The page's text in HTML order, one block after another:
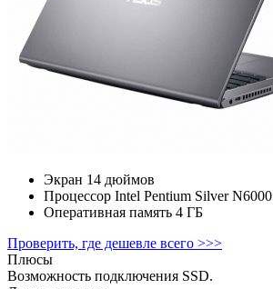
Экран 14 дюймов
Процессор Intel Pentium Silver N6000
Оперативная память 4 ГБ
Проверить, где дешевле всего >>>
Плюсы
Возможность подключения SSD.